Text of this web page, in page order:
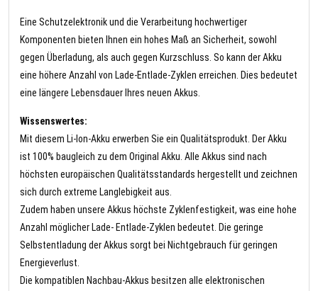
Eine Schutzelektronik und die Verarbeitung hochwertiger
Komponenten bieten Ihnen ein hohes Maß an Sicherheit, sowohl
gegen Überladung, als auch gegen Kurzschluss. So kann der Akku
eine höhere Anzahl von Lade-Entlade-Zyklen erreichen. Dies bedeutet
eine längere Lebensdauer Ihres neuen Akkus.
Wissenswertes:
Mit diesem Li-Ion-Akku erwerben Sie ein Qualitätsprodukt. Der Akku
ist 100% baugleich zu dem Original Akku. Alle Akkus sind nach
höchsten europäischen Qualitätsstandards hergestellt und zeichnen
sich durch extreme Langlebigkeit aus.
Zudem haben unsere Akkus höchste Zyklenfestigkeit, was eine hohe
Anzahl möglicher Lade- Entlade-Zyklen bedeutet. Die geringe
Selbstentladung der Akkus sorgt bei Nichtgebrauch für geringen
Energieverlust.
Die kompatiblen Nachbau-Akkus besitzen alle elektronischen